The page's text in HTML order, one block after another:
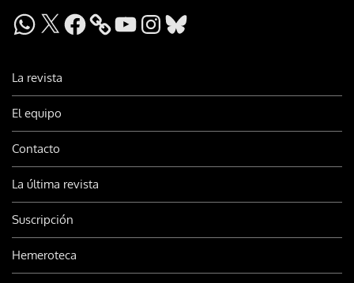
WhatsApp
X Facebook YouTubeInstagram
Bluesky
La revista
El equipo
Contacto
La última revista
Suscripción
Hemeroteca